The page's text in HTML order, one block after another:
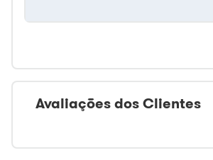
Avaliações dos Clientes